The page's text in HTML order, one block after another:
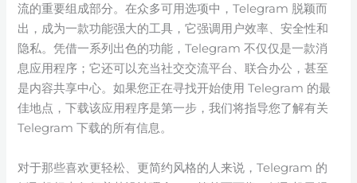
流的重要组成部分。在众多可用选项中，Telegram 脱颖而
出，成为一款功能强大的工具，它强调用户效率、安全性和
隐私。凭借一系列出色的功能，Telegram 不仅仅是一款消
息应用程序；它还可以充当社交交流平台、联合办公，甚至
是内容共享中心。如果您正在寻找开始使用 Telegram 的最
佳地点，下载该应用程序是第一步，我们将指导您了解有关
Telegram 下载的所有信息。
对于那些喜欢更轻松、更简约风格的人来说，Telegram 的